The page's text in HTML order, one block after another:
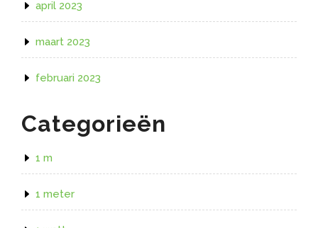
april 2023
maart 2023
februari 2023
Categorieën
1 m
1 meter